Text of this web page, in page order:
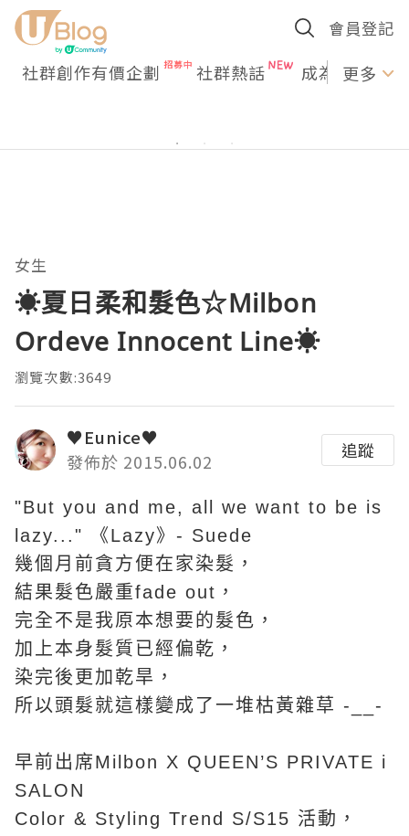
會員登記
社群創作有價企劃 社群熱話 成為U更多
女生
☀夏日柔和髮色☆Milbon
Ordeve Innocent Line☀
瀏覽次數:3649
♥Eunice♥
發佈於 2015.06.02
追蹤
"But you and me, all we want to be is
lazy..." 《Lazy》- Suede
幾個月前貪方便在家染髮，
結果髮色嚴重fade out，
完全不是我原本想要的髮色，
加上本身髮質已經偏乾，
染完後更加乾旱，
所以頭髮就這樣變成了一堆枯黃雜草 -__-
早前出席Milbon X QUEEN’S PRIVATE i
SALON
Color & Styling Trend S/S15 活動，